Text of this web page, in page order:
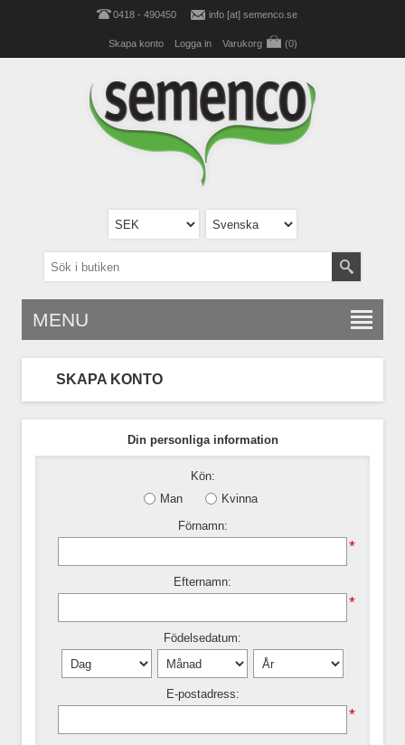
0418 - 490450 info [at] semenco.se
Skapa konto Logga in Varukorg (0)
MENU
SKAPA KONTO
Din personliga information
Kön:
Man
Kvinna
Förnamn:
*
Efternamn:
*
Födelsedatum:
E-postadress:
*